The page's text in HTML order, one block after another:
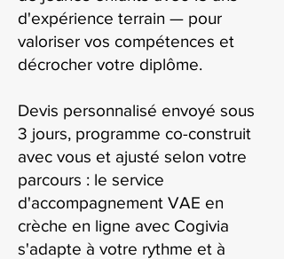
d'expérience terrain — pour
valoriser vos compétences et
décrocher votre diplôme.
Devis personnalisé envoyé sous
3 jours, programme co-construit
avec vous et ajusté selon votre
parcours : le service
d'accompagnement VAE en
crèche en ligne avec Cogivia
s'adapte à votre rythme et à